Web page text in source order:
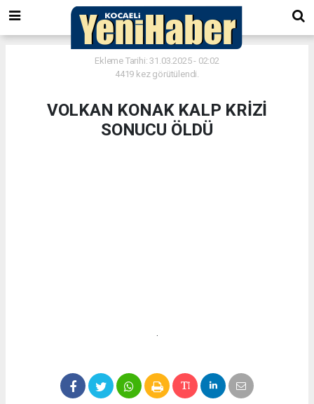
Ekleme Tarihi: 31.03.2025 - 02:02
4419 kez görütülendi.
VOLKAN KONAK KALP KRİZİ
SONUCU ÖLDÜ